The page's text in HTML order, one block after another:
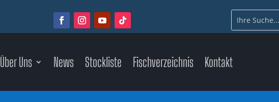
Über Uns News Stockliste Fischverzeichnis Kontakt